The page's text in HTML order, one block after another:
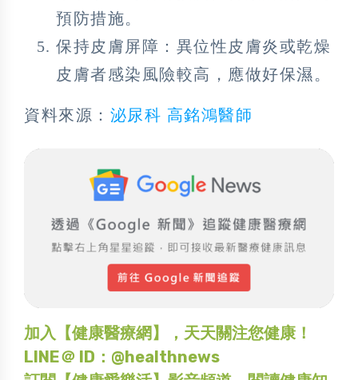
預防措施。
保持皮膚屏障：異位性皮膚炎或乾燥
皮膚者感染風險較高，應做好保濕。
資料來源： 泌尿科 高銘鴻醫師
加入【健康醫療網】，天天關注您健康！
LINE＠ ID：@healthnews